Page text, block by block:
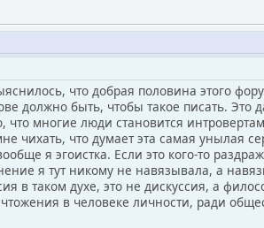
что добрая половина этого
должно быть, чтобы такое писать. Это
многие люди становится
чихать, что думает эта самая унылая
я эгоистка. Если это кого-то
я тут никому не навязывала, а
в таком духе, это не дискуссия, а
в человеке личности, ради